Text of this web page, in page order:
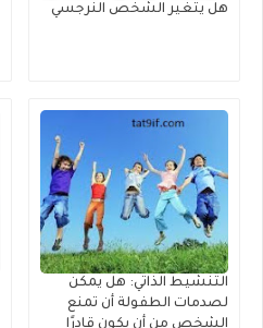
هل يتغير الشخص النرجسي
التنشيط الذاتي: هل يمكن
لصدمات الطفولة أن تمنع
الشخص من أن يكون قادرًا